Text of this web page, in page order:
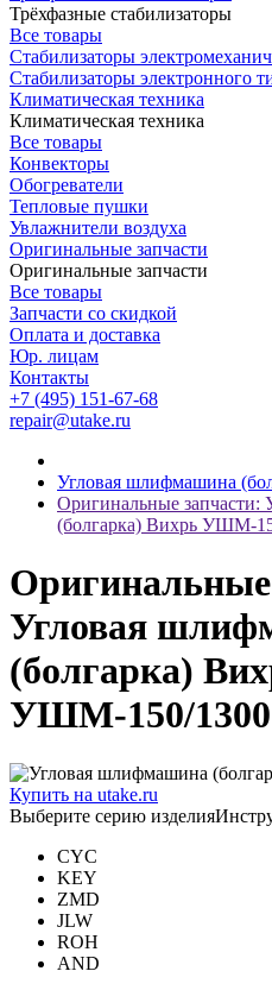
Трёхфазные стабилизаторы
Все товары
Стабилизаторы
Стабилизаторы электронного
Климатическая техника
Климатическая техника
Все товары
Конвекторы
Обогреватели
Тепловые пушки
Увлажнители воздуха
Оригинальные запчасти
Оригинальные запчасти
Все товары
Запчасти со скидкой
Оплата и доставка
Юр. лицам
Контакты
+7 (495) 151-67-68
repair@utake.ru
Угловая шлифмашина
Оригинальные
(болгарка) Вихрь УШМ-
Оригинальные
Угловая
(болгарка)
УШМ-150/1300
Купить на utake.ru
Выберите серию изделия
CYC
KEY
ZMD
JLW
ROH
AND